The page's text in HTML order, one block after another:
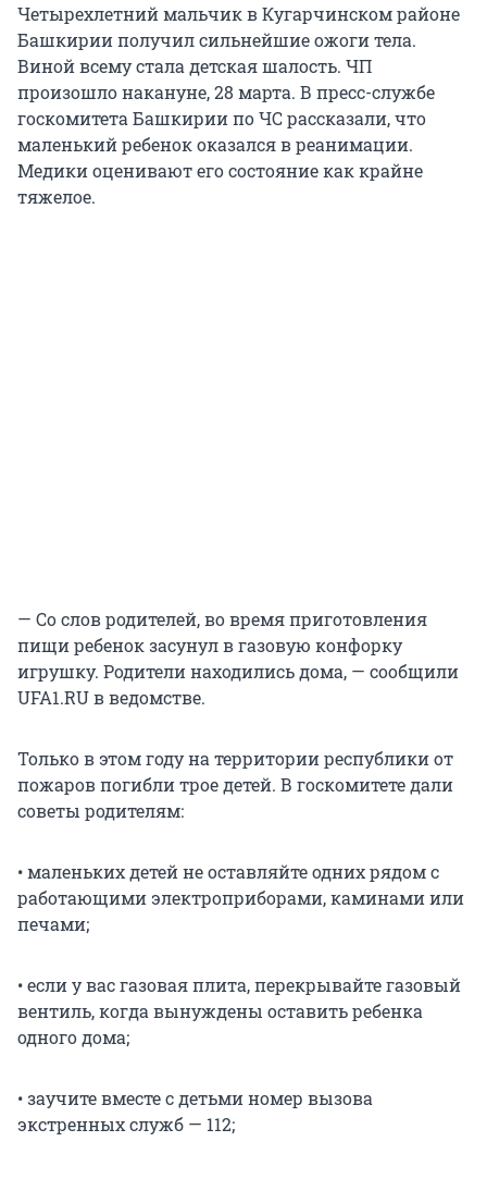
Четырехлетний мальчик в Кугарчинском районе
Башкирии получил сильнейшие ожоги тела.
Виной всему стала детская шалость. ЧП
произошло накануне, 28 марта. В пресс-службе
госкомитета Башкирии по ЧС рассказали, что
маленький ребенок оказался в реанимации.
Медики оценивают его состояние как крайне
тяжелое.
— Со слов родителей, во время приготовления
пищи ребенок засунул в газовую конфорку
игрушку. Родители находились дома, — сообщили
UFA1.RU в ведомстве.
Только в этом году на территории республики от
пожаров погибли трое детей. В госкомитете дали
советы родителям:
• маленьких детей не оставляйте одних рядом с
работающими электроприборами, каминами или
печами;
• если у вас газовая плита, перекрывайте газовый
вентиль, когда вынуждены оставить ребенка
одного дома;
• заучите вместе с детьми номер вызова
экстренных служб — 112;